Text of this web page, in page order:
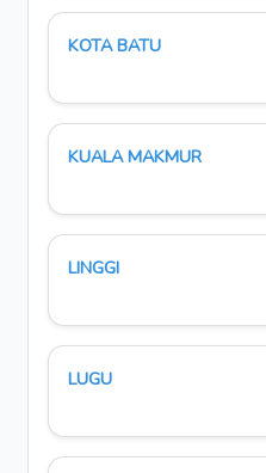
KOTA BATU
KUALA MAKMUR
LINGGI
LUGU